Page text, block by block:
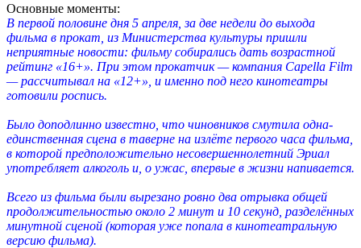
Основные моменты:
В первой половине дня 5 апреля, за две недели до выхода
фильма в прокат, из Министерства культуры пришли
неприятные новости: фильму собирались дать возрастной
рейтинг «16+». При этом прокатчик — компания Capella Film
— рассчитывал на «12+», и именно под него кинотеатры
готовили роспись.
Было доподлинно известно, что чиновников смутила одна-
единственная сцена в таверне на излёте первого часа фильма,
в которой предположительно несовершеннолетний Эриал
употребляет алкоголь и, о ужас, впервые в жизни напивается.
Всего из фильма были вырезано ровно два отрывка общей
продолжительностью около 2 минут и 10 секунд, разделённых
минутной сценой (которая уже попала в кинотеатральную
версию фильма).